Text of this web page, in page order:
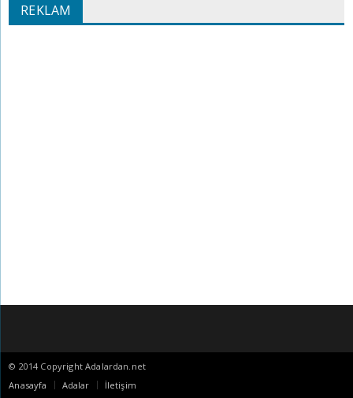
REKLAM
© 2014 Copyright Adalardan.net
Anasayfa
Adalar İletişim